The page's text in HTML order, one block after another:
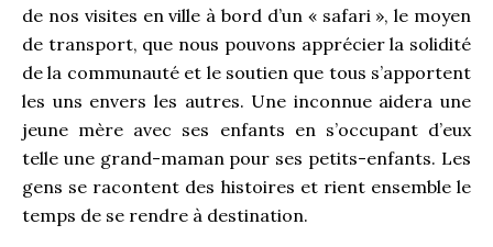
de nos visites en ville à bord d’un « safari », le moyen
de transport, que nous pouvons apprécier la solidité
de la communauté et le soutien que tous s’apportent
les uns envers les autres. Une inconnue aidera une
jeune mère avec ses enfants en s’occupant d’eux
telle une grand-maman pour ses petits-enfants. Les
gens se racontent des histoires et rient ensemble le
temps de se rendre à destination.